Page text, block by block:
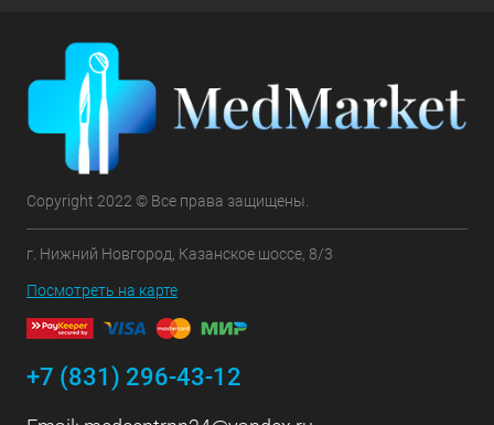
Copyright 2022 © Все права защищены.
г. Нижний Новгород, Казанское шоссе, 8/3
Посмотреть на карте
+7 (831) 296-43-12